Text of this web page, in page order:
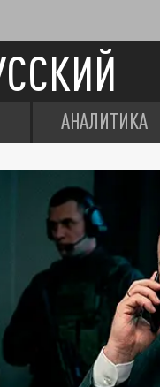
АНАЛИТИКА